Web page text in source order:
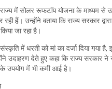
में सोलर रूफटॉप योजना के माध्यम से
हैं। उन्होंने बताया कि राज्य सरकार
जा रहा है।
में धरती को मां का दर्जा दिया गया
उदाहरण देते हुए कहा कि राज्य
उपयोग में भी कमी आई है।